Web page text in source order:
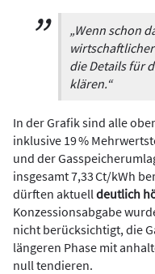
„Wenn schon
die Details für
klären.“
In der Grafik sind alle
inklusive 19 %
und der
insgesamt 7,33 Ct/kWh
dürften aktuell deutlich
Konzessionsabgabe
nicht berücksichtigt, die
längeren Phase mit
null tendieren.